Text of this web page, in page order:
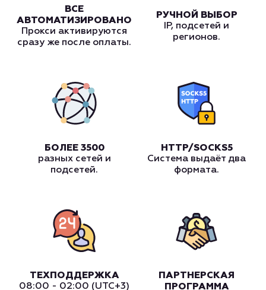
ВСЕ
АВТОМАТИЗИРОВАНО
Прокси активируются
сразу же после оплаты.
РУЧНОЙ ВЫБОР
IP, подсетей и
регионов.
БОЛЕЕ 3500
разных сетей и
подсетей.
HTTP/SOCKS5
Система выдаёт два
формата.
ТЕХПОДДЕРЖКА
08:00 - 02:00 (UTC+3)
ПАРТНЕРСКАЯ
ПРОГРАММА